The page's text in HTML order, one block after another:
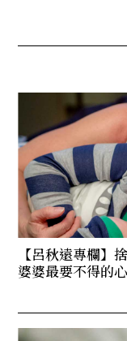
【呂秋遠專欄】
婆婆最要不得的